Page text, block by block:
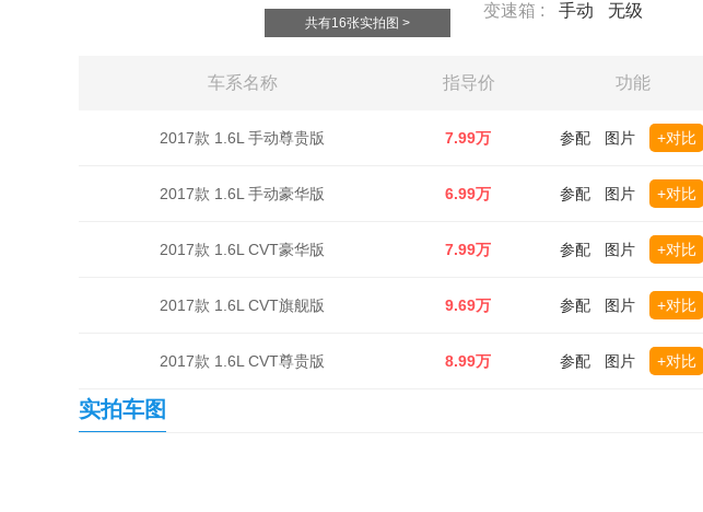
共有16张实拍图 >
变速箱 : 手动 无级
车系名称 指导价 功能
2017款 1.6L 手动尊贵版 7.99万 参配 图片 +对比
2017款 1.6L 手动豪华版 6.99万 参配 图片 +对比
2017款 1.6L CVT豪华版 7.99万 参配 图片 +对比
2017款 1.6L CVT旗舰版 9.69万 参配 图片 +对比
2017款 1.6L CVT尊贵版 8.99万 参配 图片 +对比
实拍车图